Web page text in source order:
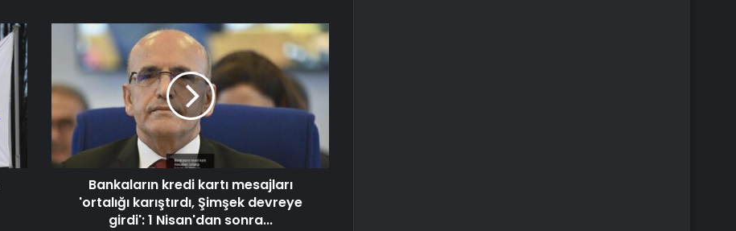
Bankaların kredi kartı mesajları
'ortalığı karıştırdı, Şimşek devreye
girdi': 1 Nisan'dan sonra...